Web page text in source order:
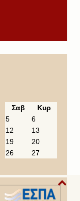
Σαβ
Κυρ
5
6
12
13
19
20
26
27